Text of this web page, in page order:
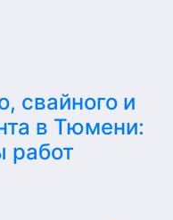
свайного и
в Тюмени:
работ